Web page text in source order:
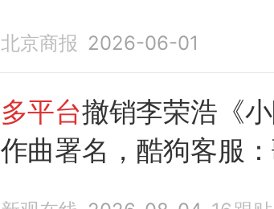
北京商报 2026-06-01
多平台撤销李荣浩《小
作曲署名，酷狗客服